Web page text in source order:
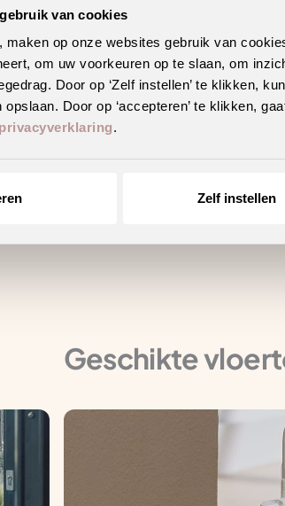
van cookies
maken op onze websites gebruik van
om uw voorkeuren op te slaan, om
Door op ‘Zelf instellen’ te klikken,
Door op ‘accepteren’ te klikken,
privacyverklaring.
Zelf instellen
uitstraling
in hetzelfde decor
Geschikte